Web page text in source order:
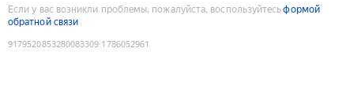
Если у вас возникли проблемы, пожалуйста, воспользуйтесьформой
обратной связи
9179520853280083309:1786052961